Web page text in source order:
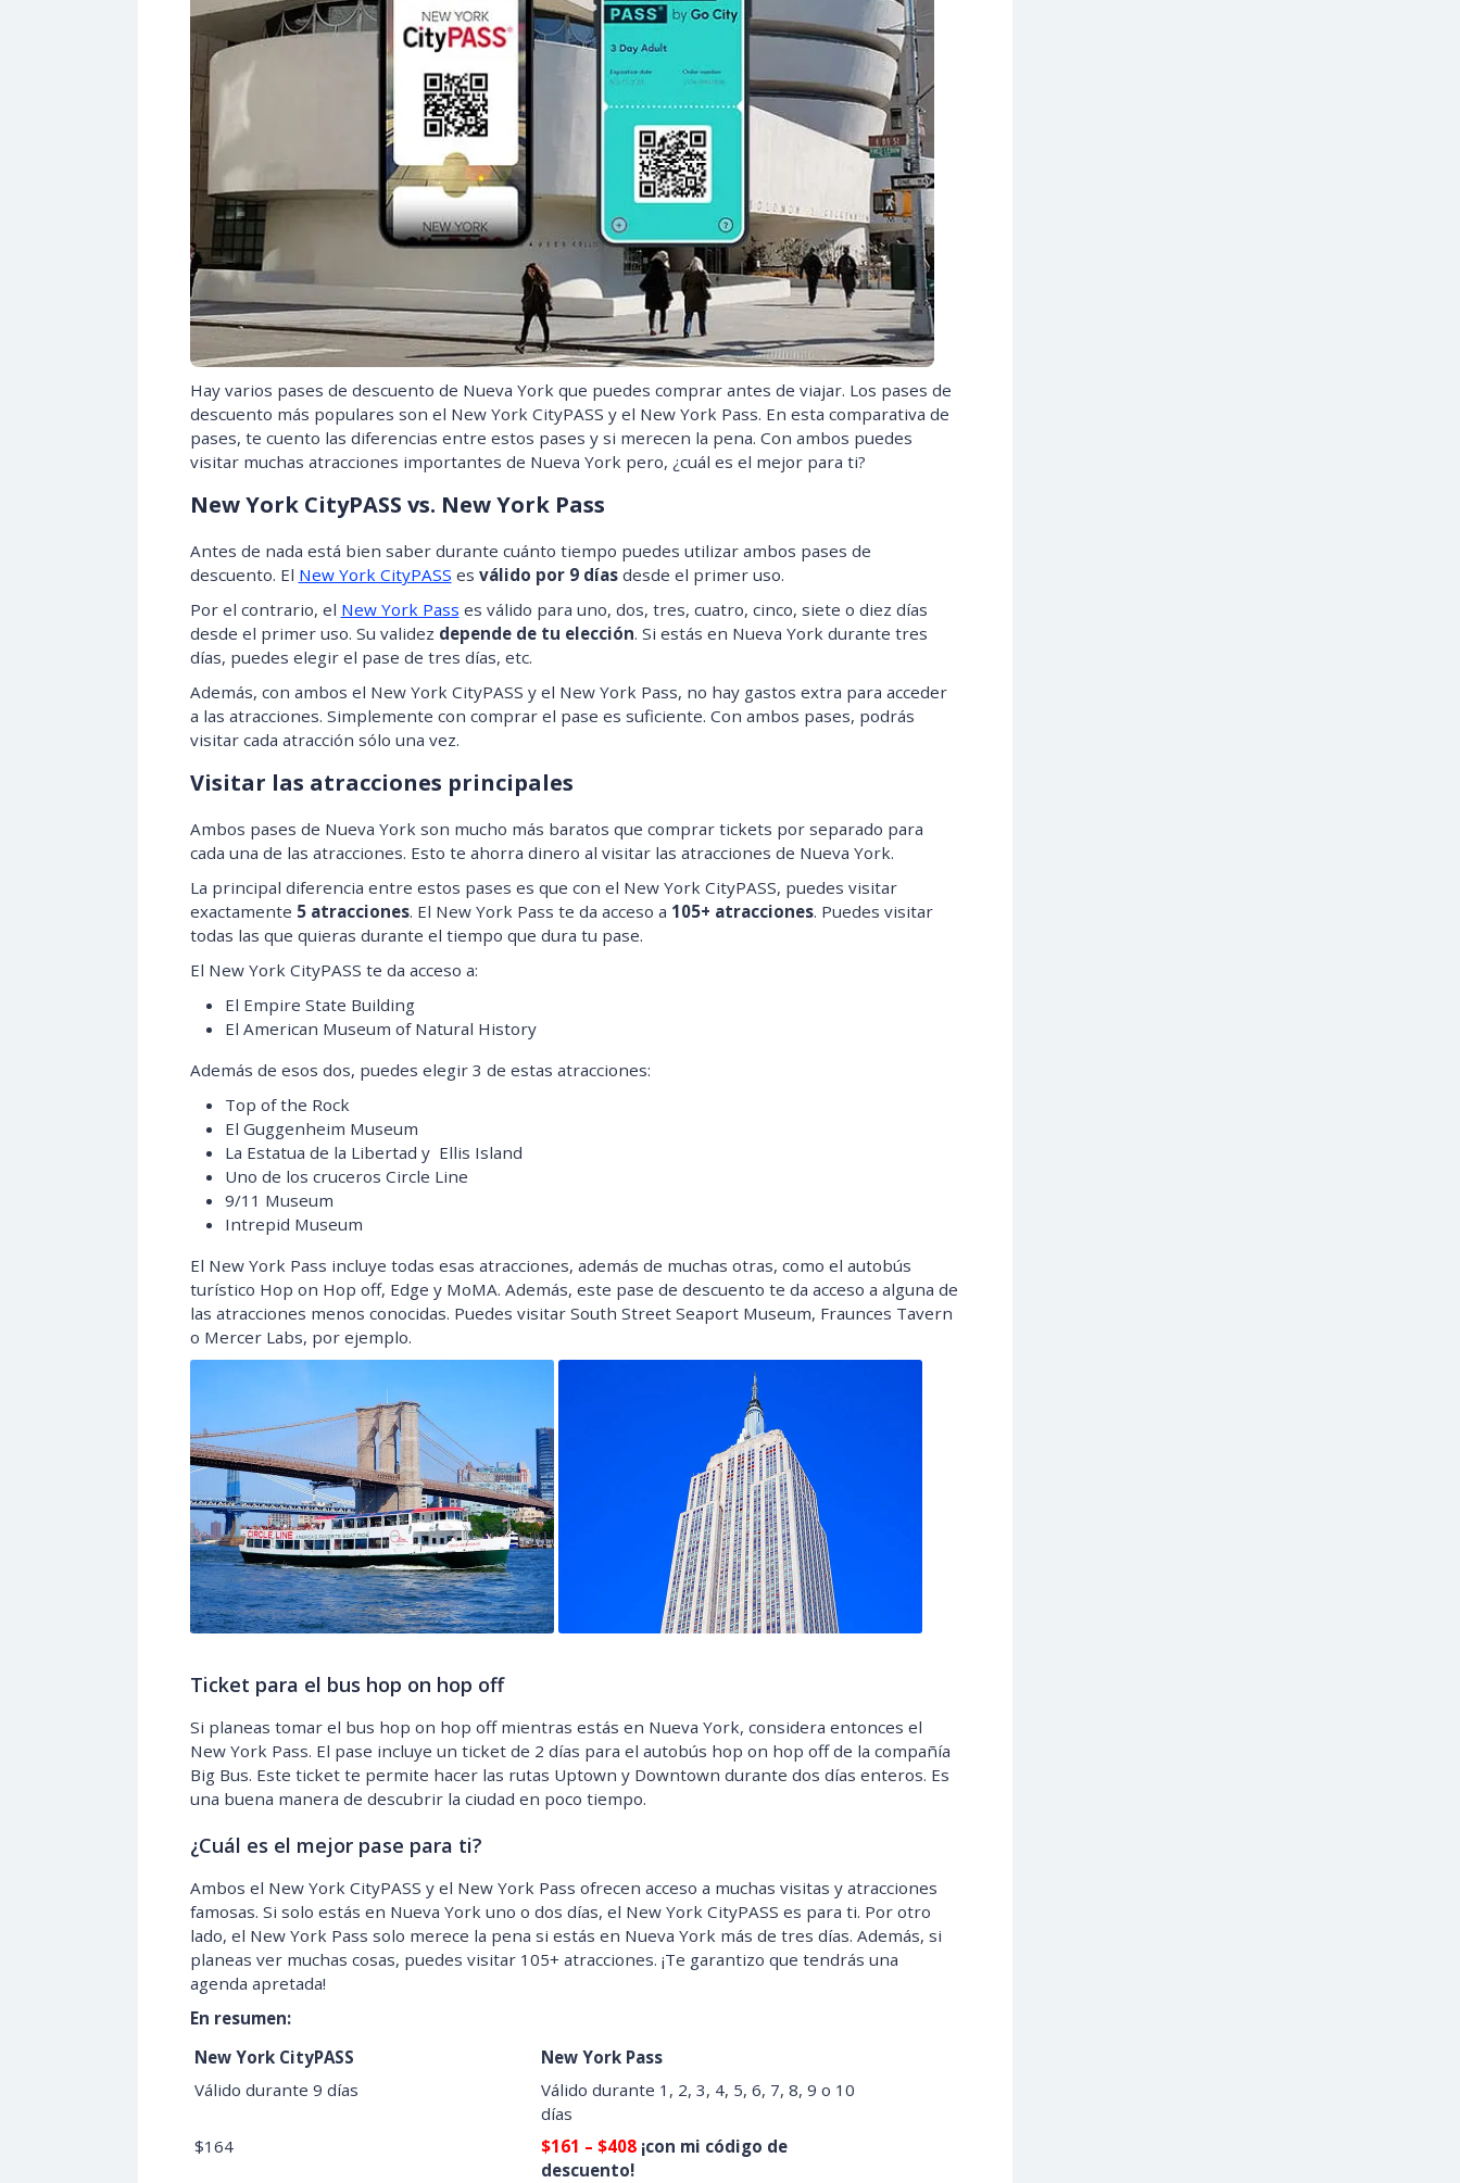
Hay varios pases de descuento de Nueva York que puedes comprar antes de viajar. Los pases de
descuento más populares son el New York CityPASS y el New York Pass. En esta comparativa de
pases, te cuento las diferencias entre estos pases y si merecen la pena. Con ambos puedes
visitar muchas atracciones importantes de Nueva York pero, ¿cuál es el mejor para ti?
New York CityPASS vs. New York Pass
Antes de nada está bien saber durante cuánto tiempo puedes utilizar ambos pases de
descuento. El New York CityPASS es válido por 9 díasdesde el primer uso.
Por el contrario, el New York Pass es válido para uno, dos, tres, cuatro, cinco, siete o diez días
desde el primer uso. Su validez depende de tu elección. Si estás en Nueva York durante tres
días, puedes elegir el pase de tres días, etc.
Además, con ambos el New York CityPASS y el New York Pass, no hay gastos extra para acceder
a las atracciones. Simplemente con comprar el pase es suficiente. Con ambos pases, podrás
visitar cada atracción sólo una vez.
Visitar las atracciones principales
Ambos pases de Nueva York son mucho más baratos que comprar tickets por separado para
cada una de las atracciones. Esto te ahorra dinero al visitar las atracciones de Nueva York.
La principal diferencia entre estos pases es que con el New York CityPASS, puedes visitar
exactamente 5 atracciones. El New York Pass te da acceso a 105+ atracciones. Puedes visitar
todas las que quieras durante el tiempo que dura tu pase.
El New York CityPASS te da acceso a:
El Empire State Building
El American Museum of Natural History
Además de esos dos, puedes elegir 3 de estas atracciones:
Top of the Rock
El Guggenheim Museum
La Estatua de la Libertad y Ellis Island
Uno de los cruceros Circle Line
9/11 Museum
Intrepid Museum
El New York Pass incluye todas esas atracciones, además de muchas otras, como el autobús
turístico Hop on Hop off, Edge y MoMA. Además, este pase de descuento te da acceso a alguna de
las atracciones menos conocidas. Puedes visitar South Street Seaport Museum, Fraunces Tavern
o Mercer Labs, por ejemplo.
Ticket para el bus hop on hop off
Si planeas tomar el bus hop on hop off mientras estás en Nueva York, considera entonces el
New York Pass. El pase incluye un ticket de 2 días para el autobús hop on hop off de la compañía
Big Bus. Este ticket te permite hacer las rutas Uptown y Downtown durante dos días enteros. Es
una buena manera de descubrir la ciudad en poco tiempo.
¿Cuál es el mejor pase para ti?
Ambos el New York CityPASS y el New York Pass ofrecen acceso a muchas visitas y atracciones
famosas. Si solo estás en Nueva York uno o dos días, el New York CityPASS es para ti. Por otro
lado, el New York Pass solo merece la pena si estás en Nueva York más de tres días. Además, si
planeas ver muchas cosas, puedes visitar 105+ atracciones. ¡Te garantizo que tendrás una
agenda apretada!
En resumen:
New York CityPASS
New York Pass
Válido durante 9 días
Válido durante 1, 2, 3, 4, 5, 6, 7, 8, 9 o 10
días
$164
$161 – $408¡con mi código de
descuento!